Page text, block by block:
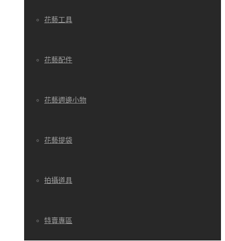
花藝工具
花藝配件
花藝週邊小物
花藝提袋
拍攝道具
特賣專區